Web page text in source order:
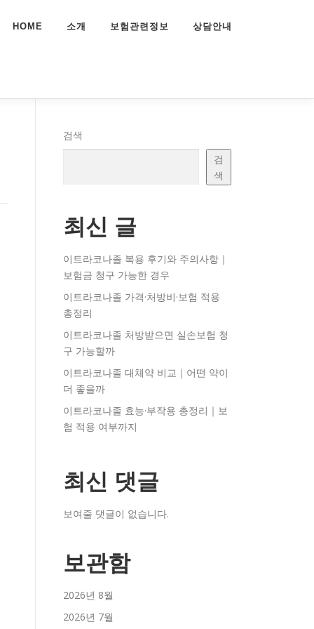
HOME 소개 보험관련정보 상담안내
검색
검
색
최신 글
이트라코나졸 복용 후기와 주의사항｜
보험금 청구 가능한 경우
이트라코나졸 가격·처방비·보험 적용
총정리
이트라코나졸 처방받으면 실손보험 청
구 가능할까
이트라코나졸 대체약 비교｜어떤 약이
더 좋을까
이트라코나졸 효능·부작용 총정리｜보
험 적용 여부까지
최신 댓글
보여줄 댓글이 없습니다.
보관함
2026년 8월
2026년 7월